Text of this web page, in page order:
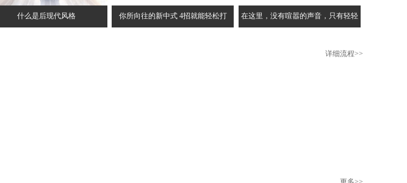
什么是后现代风格 你所向往的新中式 4招就能轻松打 在这里，没有喧嚣的声音，只有轻轻
详细流程>>